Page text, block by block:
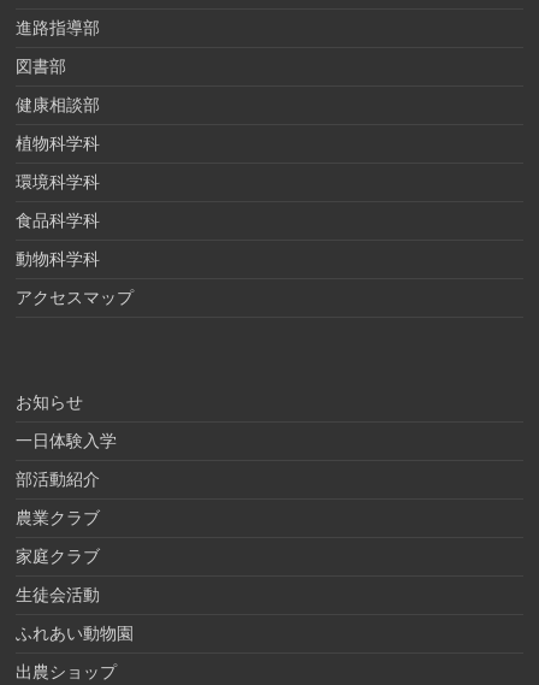
進路指導部
図書部
健康相談部
植物科学科
環境科学科
食品科学科
動物科学科
アクセスマップ
お知らせ
一日体験入学
部活動紹介
農業クラブ
家庭クラブ
生徒会活動
ふれあい動物園
出農ショップ